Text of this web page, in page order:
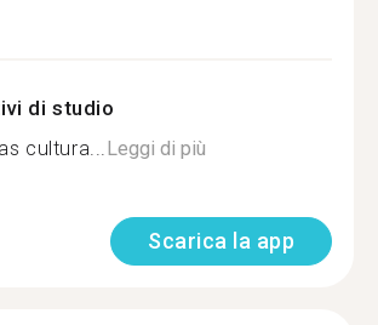
di studio
cultura...Leggi di più
Scarica la app